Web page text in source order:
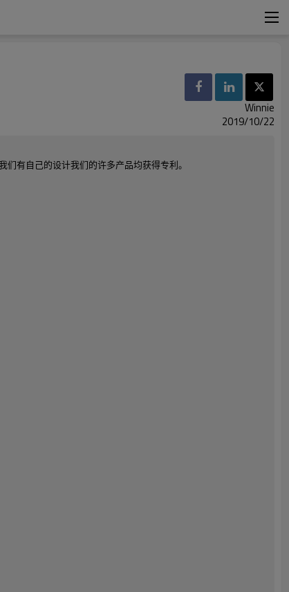
Winnie
2019/10/22
有自己的设计我们的许多产品均获得专利。